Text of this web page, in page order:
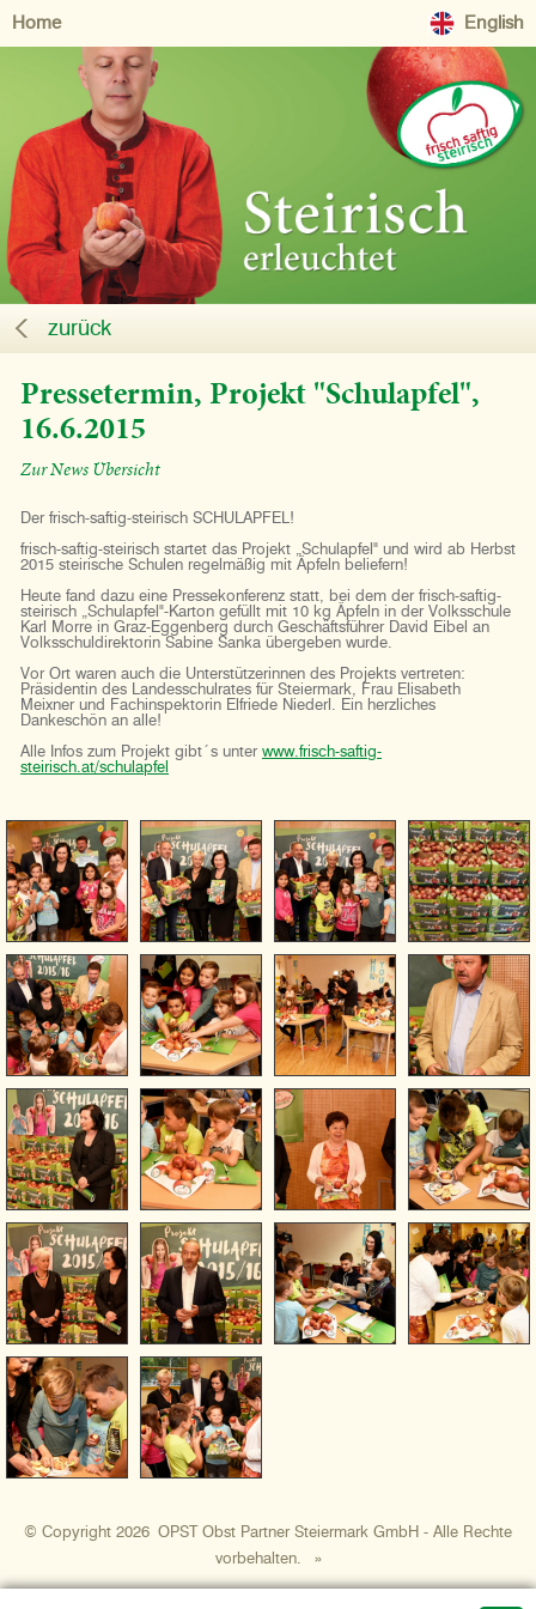
Home English
zurück
Pressetermin, Projekt "Schulapfel",
16.6.2015
Zur News Übersicht
Der frisch-saftig-steirisch SCHULAPFEL!
frisch-saftig-steirisch startet das Projekt „Schulapfel" und wird ab Herbst
2015 steirische Schulen regelmäßig mit Äpfeln beliefern!
Heute fand dazu eine Pressekonferenz statt, bei dem der frisch-saftig-
steirisch „Schulapfel"-Karton gefüllt mit 10 kg Äpfeln in der Volksschule
Karl Morre in Graz-Eggenberg durch Geschäftsführer David Eibel an
Volksschuldirektorin Sabine Sanka übergeben wurde.
Vor Ort waren auch die Unterstützerinnen des Projekts vertreten:
Präsidentin des Landesschulrates für Steiermark, Frau Elisabeth
Meixner und Fachinspektorin Elfriede Niederl. Ein herzliches
Dankeschön an alle!
Alle Infos zum Projekt gibt´s unter www.frisch-saftig-
steirisch.at/schulapfel
© Copyright 2026 OPST Obst Partner Steiermark GmbH - Alle Rechte
vorbehalten.
»